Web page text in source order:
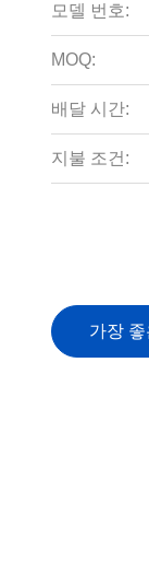
모델 번호:
MOQ:
배달 시간:
지불 조건:
가장